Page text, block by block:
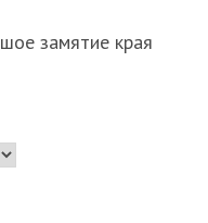
замятие края